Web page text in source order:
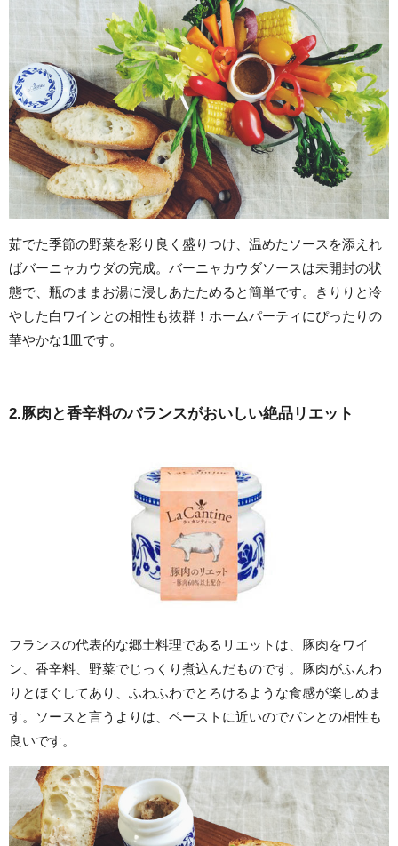
茹でた季節の野菜を彩り良く盛りつけ、温めたソースを添えれ
ばバーニャカウダの完成。バーニャカウダソースは未開封の状
態で、瓶のままお湯に浸しあたためると簡単です。きりりと冷
やした白ワインとの相性も抜群！ホームパーティにぴったりの
華やかな1皿です。
2.豚肉と香辛料のバランスがおいしい絶品リエット
フランスの代表的な郷土料理であるリエットは、豚肉をワイ
ン、香辛料、野菜でじっくり煮込んだものです。豚肉がふんわ
りとほぐしてあり、ふわふわでとろけるような食感が楽しめま
す。ソースと言うよりは、ペーストに近いのでパンとの相性も
良いです。